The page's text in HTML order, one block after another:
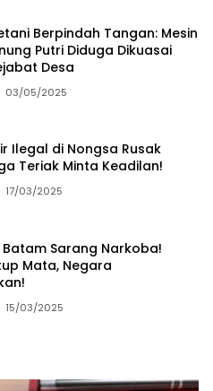
Berpindah Tangan: Mesin
Putri Diduga Dikuasai
Desa
03/05/2025
Ilegal di Nongsa Rusak
Teriak Minta Keadilan!
17/03/2025
Batam Sarang Narkoba!
Mata, Negara
15/03/2025